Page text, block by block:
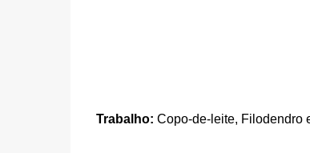
Trabalho: Copo-de-leite, Filodendro